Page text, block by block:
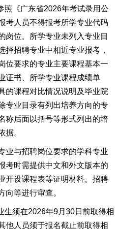
《广东省2026年考试录用公
考人员不得报考所学专业代码
岗位。所学专业未列入专业目
择招聘专业中相近专业报考，
位要求的专业主要课程基本一
证书、所学专业课程成绩单
的课程对比情况说明及毕业院
专业目录有列出培养方向的专
称后面以括号等形式列出的培
据。
与招聘岗位要求的学科专业
考时需提供中文和外文版本的
开设课程表等证明材料。招聘
向等进行审查。
须在2026年9月30日前取得相
他人员须于报名截止前取得相